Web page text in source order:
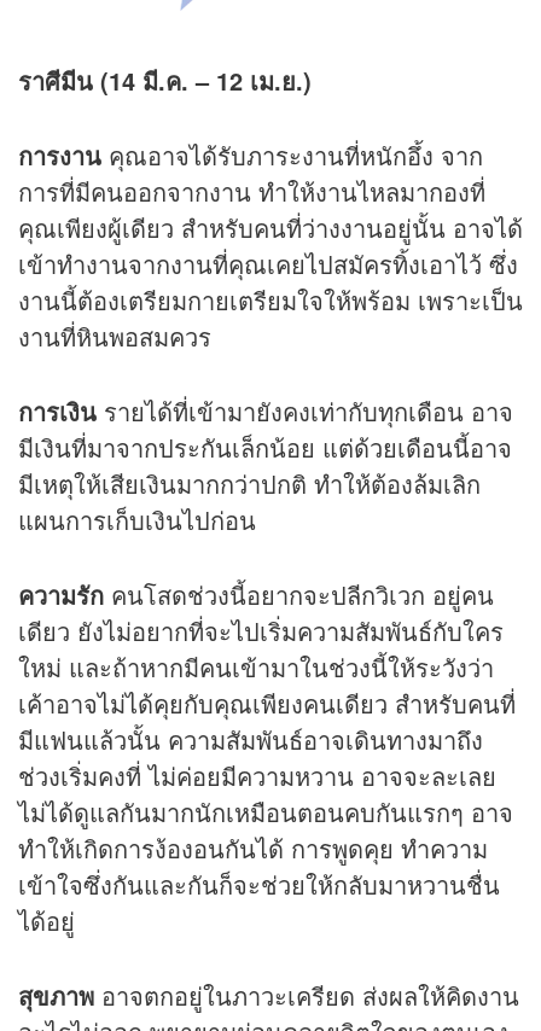
ราศีมีน (14 มี.ค. – 12 เม.ย.)
การงาน คุณอาจได้รับภาระงานที่หนักอึ้ง จาก
การที่มีคนออกจากงาน ทำให้งานไหลมากองที่
คุณเพียงผู้เดียว สำหรับคนที่ว่างงานอยู่นั้น อาจได้
เข้าทำงานจากงานที่คุณเคยไปสมัครทิ้งเอาไว้ ซึ่ง
งานนี้ต้องเตรียมกายเตรียมใจให้พร้อม เพราะเป็น
งานที่หินพอสมควร
การเงิน รายได้ที่เข้ามายังคงเท่ากับทุกเดือน อาจ
มีเงินที่มาจากประกันเล็กน้อย แต่ด้วยเดือนนี้อาจ
มีเหตุให้เสียเงินมากกว่าปกติ ทำให้ต้องล้มเลิก
แผนการเก็บเงินไปก่อน
ความรัก คนโสดช่วงนี้อยากจะปลีกวิเวก อยู่คน
เดียว ยังไม่อยากที่จะไปเริ่มความสัมพันธ์กับใคร
ใหม่ และถ้าหากมีคนเข้ามาในช่วงนี้ให้ระวังว่า
เค้าอาจไม่ได้คุยกับคุณเพียงคนเดียว สำหรับคนที่
มีแฟนแล้วนั้น ความสัมพันธ์อาจเดินทางมาถึง
ช่วงเริ่มคงที่ ไม่ค่อยมีความหวาน อาจจะละเลย
ไม่ได้ดูแลกันมากนักเหมือนตอนคบกันแรกๆ อาจ
ทำให้เกิดการง้องอนกันได้ การพูดคุย ทำความ
เข้าใจซึ่งกันและกันก็จะช่วยให้กลับมาหวานชื่น
ได้อยู่
สุขภาพ อาจตกอยู่ในภาวะเครียด ส่งผลให้คิดงาน